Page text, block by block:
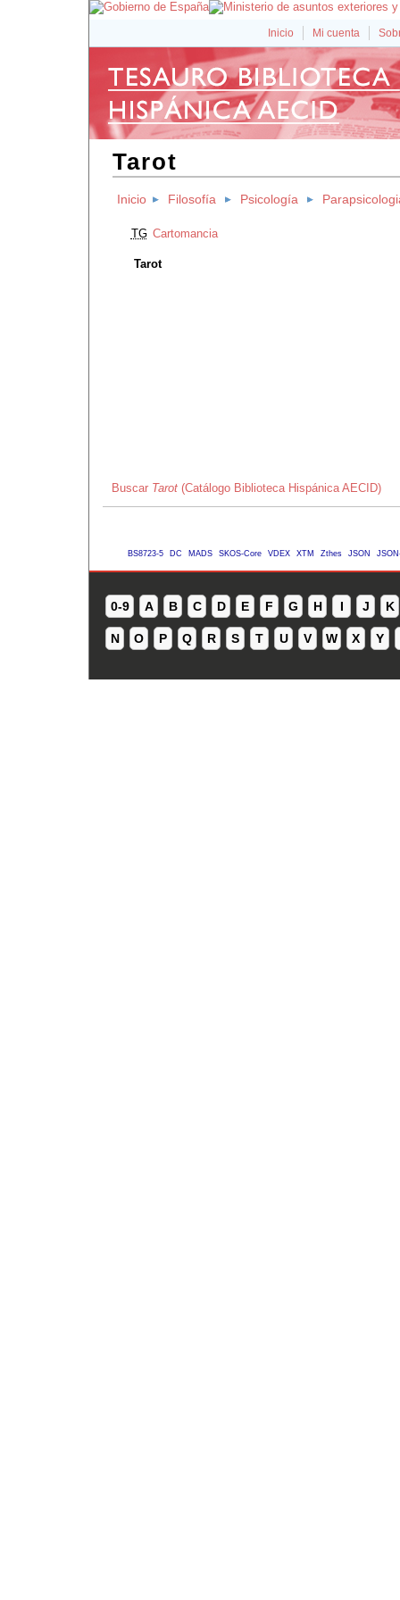
Inicio Mi cuenta
Tarot
Inicio Filosofía Psicología
TG Cartomancia
Tarot
Buscar Tarot (Catálogo Biblioteca Hispánica AECID)
BS8723-5 DC MADS SKOS-Core VDEX XTM Zthes JSON
0-9 A B C D E F G H I J K
N O P Q R S T U V W X Y